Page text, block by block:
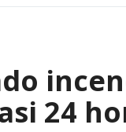
24